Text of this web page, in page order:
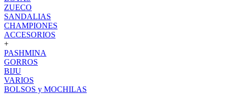
ZUECO
SANDALIAS
CHAMPIONES
ACCESORIOS
+
PASHMINA
GORROS
BIJU
VARIOS
BOLSOS y MOCHILAS